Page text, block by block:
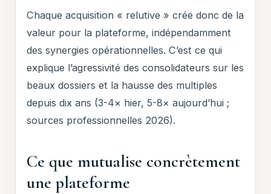
Chaque acquisition « relutive » crée donc de la
valeur pour la plateforme, indépendamment
des synergies opérationnelles. C’est ce qui
explique l’agressivité des consolidateurs sur les
beaux dossiers et la hausse des multiples
depuis dix ans (3-4× hier, 5-8× aujourd’hui ;
sources professionnelles 2026).
Ce que mutualise concrètement
une plateforme